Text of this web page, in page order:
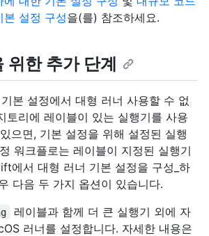
본 설정 구성을(를) 참조하세요.
한 추가 단계
본 설정에서 대형 러너 사용할 수 없
토리에 레이블이 있는 실행기를 사용
으면, 기본 설정을 위해 설정된 실행
워크플로는 레이블이 지정된 실행기
에서 대형 러너 기본 설정을 구성_하
다음 두 가지 옵션이 있습니다.
레이블과 함께 더 큰 실행기 외에 자
러너를 설정합니다. 자세한 내용은